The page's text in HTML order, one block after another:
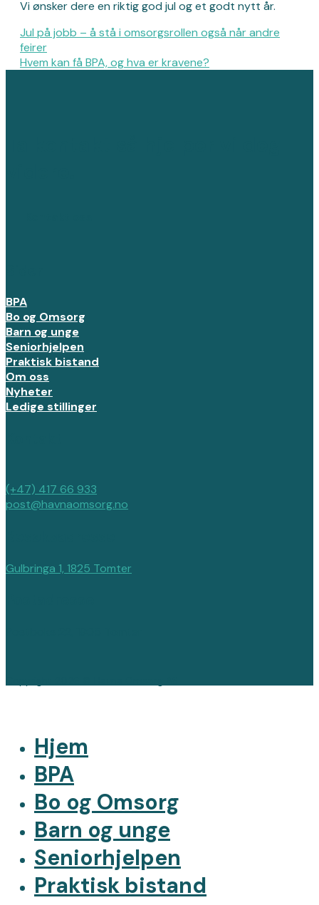
Vi ønsker dere en riktig god jul og et godt nytt år.
Jul på jobb – å stå i omsorgsrollen også når andre
feirer
Hvem kan få BPA, og hva er kravene?
BPA
Bo og Omsorg
Barn og unge
Seniorhjelpen
Praktisk bistand
Om oss
Nyheter
Ledige stillinger
(+47) 417 66 933
post@havnaomsorg.no
Gulbringa 1, 1825 Tomter
Hjem
BPA
Bo og Omsorg
Barn og unge
Seniorhjelpen
Praktisk bistand